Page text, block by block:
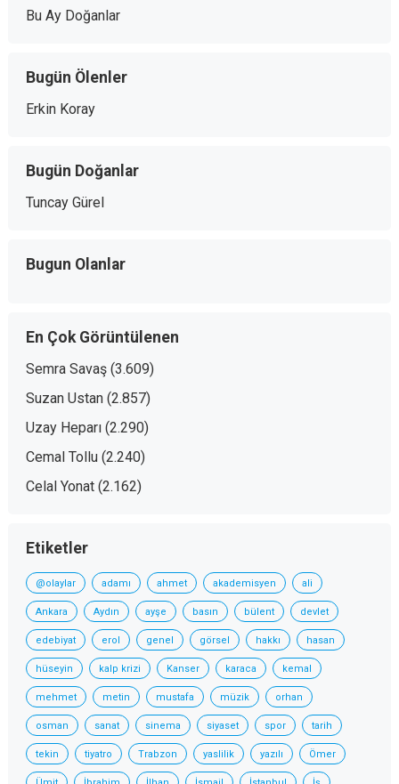
Bu Ay Doğanlar
Bugün Ölenler
Erkin Koray
Bugün Doğanlar
Tuncay Gürel
Bugun Olanlar
En Çok Görüntülenen
Semra Savaş (3.609)
Suzan Ustan (2.857)
Uzay Heparı (2.290)
Cemal Tollu (2.240)
Celal Yonat (2.162)
Etiketler
@olaylar adamı ahmet akademisyen ali
Ankara Aydın ayşe basın bülent devlet
edebiyat erol genel görsel hakkı hasan
hüseyin kalp krizi Kanser karaca kemal
mehmet metin mustafa müzik orhan
osman sanat sinema siyaset spor tarih
tekin tiyatro Trabzon yaslilik yazılı Ömer